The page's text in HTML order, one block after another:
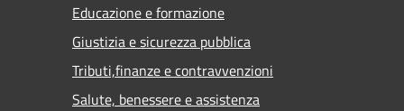
Educazione e formazione
Giustizia e sicurezza pubblica
Tributi,finanze e contravvenzioni
Salute, benessere e assistenza